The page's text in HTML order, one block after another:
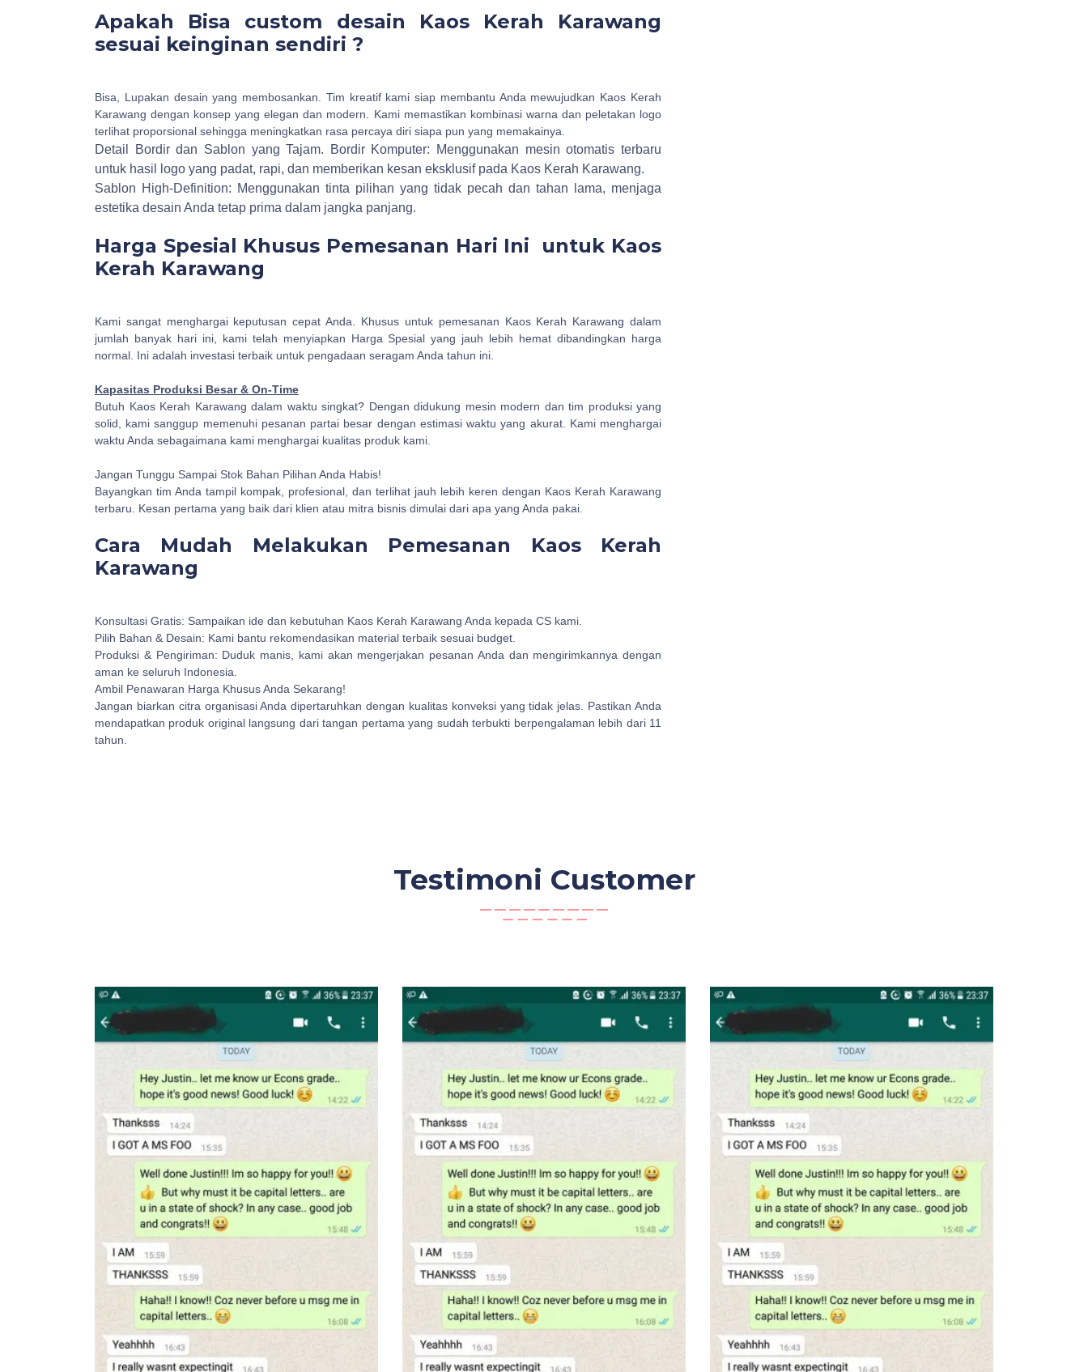
Apakah Bisa custom desain Kaos Kerah Karawang
sesuai keinginan sendiri ?
Bisa, Lupakan desain yang membosankan. Tim kreatif kami siap membantu Anda mewujudkan Kaos Kerah
Karawang dengan konsep yang elegan dan modern. Kami memastikan kombinasi warna dan peletakan logo
terlihat proporsional sehingga meningkatkan rasa percaya diri siapa pun yang memakainya.
Detail Bordir dan Sablon yang Tajam.
Bordir Komputer: Menggunakan mesin otomatis terbaru
untuk hasil logo yang padat, rapi, dan memberikan kesan eksklusif pada Kaos Kerah Karawang.
Sablon High-Definition: Menggunakan tinta pilihan yang tidak pecah dan tahan lama, menjaga
estetika desain Anda tetap prima dalam jangka panjang.
Harga Spesial Khusus Pemesanan Hari Ini untuk Kaos
Kerah Karawang
Kami sangat menghargai keputusan cepat Anda. Khusus untuk pemesanan Kaos Kerah Karawang dalam
jumlah banyak hari ini, kami telah menyiapkan Harga Spesial yang jauh lebih hemat dibandingkan harga
normal. Ini adalah investasi terbaik untuk pengadaan seragam Anda tahun ini.
Kapasitas Produksi Besar & On-Time
Butuh Kaos Kerah Karawang dalam waktu singkat? Dengan didukung mesin modern dan tim produksi yang
solid, kami sanggup memenuhi pesanan partai besar dengan estimasi waktu yang akurat. Kami menghargai
waktu Anda sebagaimana kami menghargai kualitas produk kami.
Jangan Tunggu Sampai Stok Bahan Pilihan Anda Habis!
Bayangkan tim Anda tampil kompak, profesional, dan terlihat jauh lebih keren dengan Kaos Kerah Karawang
terbaru. Kesan pertama yang baik dari klien atau mitra bisnis dimulai dari apa yang Anda pakai.
Cara Mudah Melakukan Pemesanan Kaos Kerah
Karawang
Konsultasi Gratis: Sampaikan ide dan kebutuhan Kaos Kerah Karawang Anda kepada CS kami.
Pilih Bahan & Desain: Kami bantu rekomendasikan material terbaik sesuai budget.
Produksi & Pengiriman: Duduk manis, kami akan mengerjakan pesanan Anda dan mengirimkannya dengan
aman ke seluruh Indonesia.
Ambil Penawaran Harga Khusus Anda Sekarang!
Jangan biarkan citra organisasi Anda dipertaruhkan dengan kualitas konveksi yang tidak jelas. Pastikan Anda
mendapatkan produk original langsung dari tangan pertama yang sudah terbukti berpengalaman lebih dari 11
tahun.
Testimoni Customer